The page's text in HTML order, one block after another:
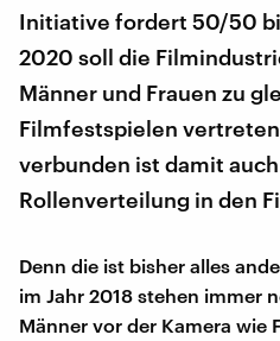
Initiative fordert 50/50
2020 soll die
Männer und Frauen zu
Filmfestspielen
verbunden ist damit
Rollenverteilung in den
Denn die ist bisher alles
im Jahr 2018 stehen immer
Männer vor der Kamera wie